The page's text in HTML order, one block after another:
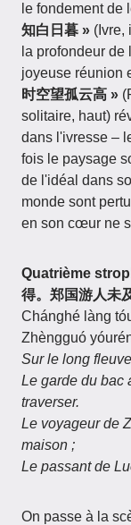
le fondement de
知白日暮 » (Ivre,
la profondeur
joyeuse réunion
时空望孤云高 »
solitaire, haut)
dans l'ivresse –
fois le paysage
de l'idéal dans
monde sont
en son cœur ne
Quatrième
得。郑国游人未
Chánghé làng
Zhèngguó
Sur le long
Le garde du bac
traverser.
Le voyageur de
maison ;
Le passant de
On passe à la